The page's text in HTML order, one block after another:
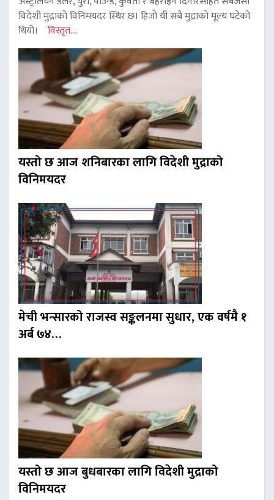
विदेशी मुद्राको विनिमयदर स्थिर छ। हिजो यी सबै मुद्राको मूल्य घटेको
थियो। विस्तृत....
यस्तो छ आज शनिबारका लागि विदेशी मुद्राको
विनिमयदर
मेची भन्सारको राजस्व सङ्कलनमा सुधार, एक वर्षमै १
अर्ब ७४…
यस्तो छ आज बुधबारका लागि विदेशी मुद्राको
विनिमयदर